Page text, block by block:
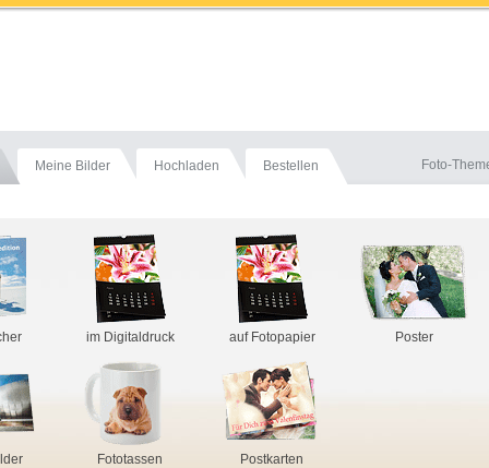
Meine Bilder Hochladen Bestellen Foto-
im Digitaldruck auf Fotopapier Poster
Fototassen Postkarten